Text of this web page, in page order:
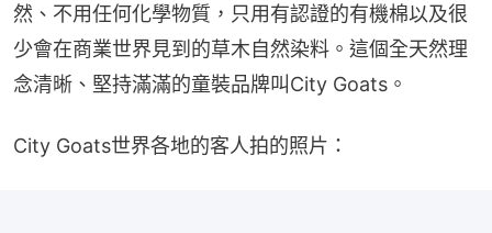
然、不用任何化學物質，只用有認證的有機棉以及很
少會在商業世界見到的草木自然染料。這個全天然理
念清晰、堅持滿滿的童裝品牌叫City Goats。
City Goats世界各地的客人拍的照片：